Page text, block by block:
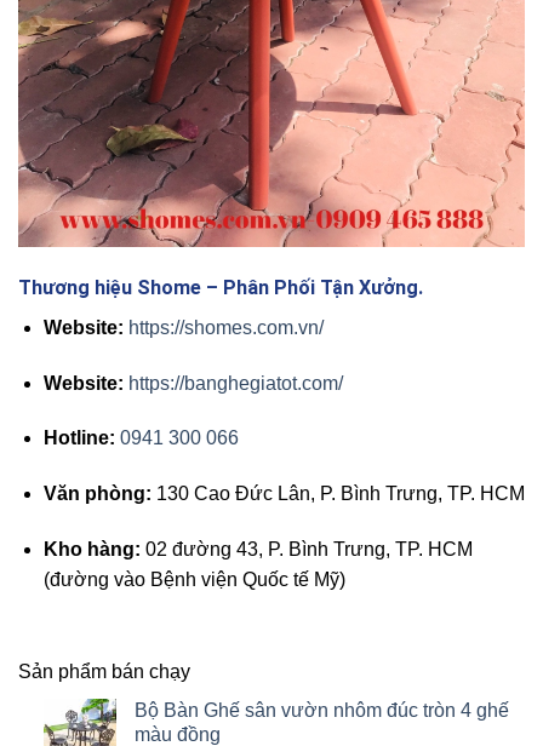
Thương hiệu Shome – Phân Phối Tận Xưởng.
Website: https://shomes.com.vn/
Website: https://banghegiatot.com/
Hotline: 0941 300 066
Văn phòng: 130 Cao Đức Lân, P. Bình Trưng, TP. HCM
Kho hàng: 02 đường 43, P. Bình Trưng, TP. HCM
(đường vào Bệnh viện Quốc tế Mỹ)​
Sản phẩm bán chạy
Bộ Bàn Ghế sân vườn nhôm đúc tròn 4 ghế
màu đồng